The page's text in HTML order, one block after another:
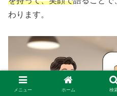
わります。
メニュー ホーム 検